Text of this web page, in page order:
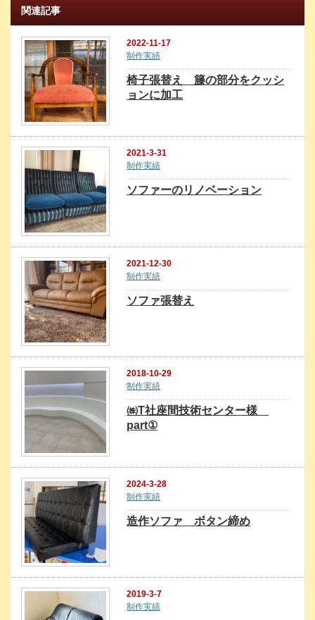
関連記事
2022-11-17
制作実績
椅子張替え 籐の部分をクッシ
ョンに加工
2021-3-31
制作実績
ソファーのリノベーション
2021-12-30
制作実績
ソファ張替え
2018-10-29
制作実績
㈱T社座間技術センター様
part①
2024-3-28
制作実績
造作ソファ ボタン締め
2019-3-7
制作実績